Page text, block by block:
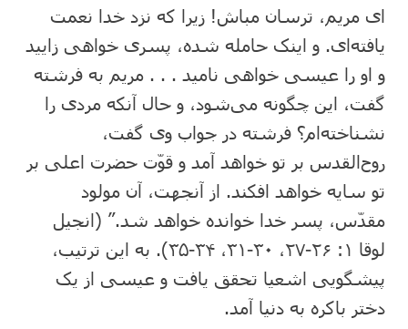
ای مریم، ترسان مباش! زیرا که نزد خدا نعمت
یافته‌ای. و اینک حامله شده، پسری خواهی زایید
و او را عیسی خواهی نامید . . . مریم به فرشته
گفت، این چگونه می‌شود، و حال آنکه مردی را
نشناخته‌ام؟ فرشته در جواب وی گفت،
روح‌القدس بر تو خواهد آمد و قوّت حضرت اعلی بر
تو سایه خواهد افکند. از آنجهت، آن مولود
مقدّس، پسر خدا خوانده خواهد شد.” (انجیل
لوقا ۱: ‏۲۶-‏۲۷، ۳۰-‏۳۱، ۳۴-‏۳۵). به این ترتیب،
پیشگویی اشعیا تحقق یافت و عیسی از یک
دختر باکره به دنیا آمد.